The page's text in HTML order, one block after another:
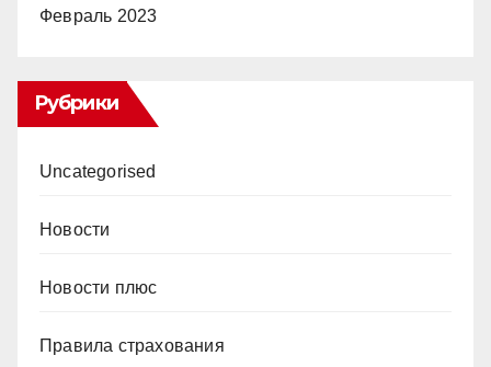
Февраль 2023
Рубрики
Uncategorised
Новости
Новости плюс
Правила страхования